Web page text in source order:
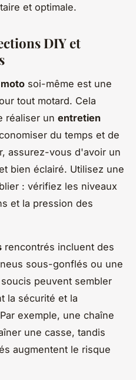
et optimale.
DIY et
soi-même est une
tout motard. Cela
réaliser un entretien
du temps et de
assurez-vous d'avoir un
bien éclairé. Utilisez une
: vérifiez les niveaux
et la pression des
rencontrés incluent des
sous-gonflés ou une
peuvent sembler
la sécurité et la
exemple, une chaîne
une casse, tandis
augmentent le risque